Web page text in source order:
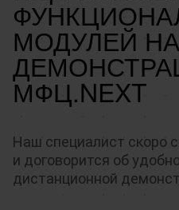
МОДУЛЕЙ НА
МФЦ.NEXT
Наш специалист скоро
и договорится об
дистанционной